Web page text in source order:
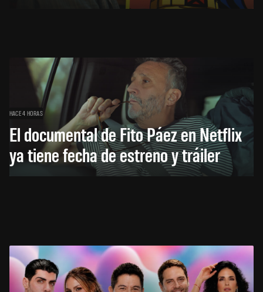
HACE 4 HORAS
El documental de Fito Páez en Netflix
ya tiene fecha de estreno y tráiler